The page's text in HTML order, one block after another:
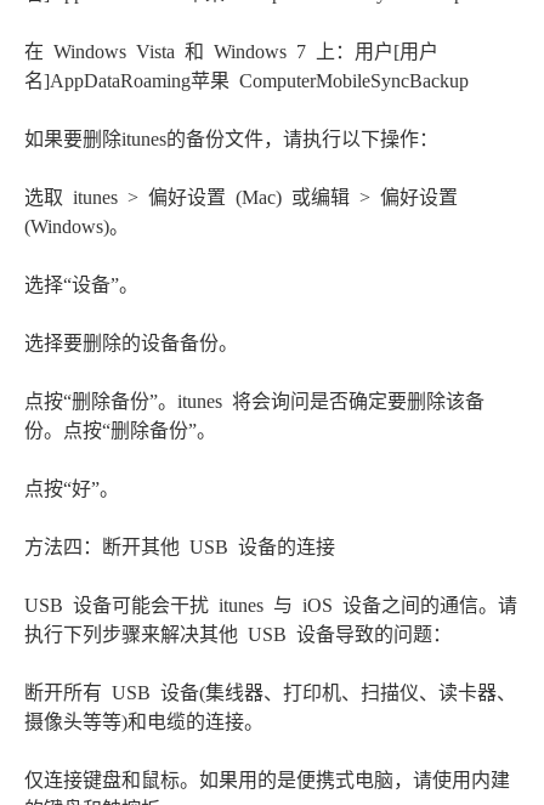
在 Windows Vista 和 Windows 7 上：用户[用户
名]AppDataRoaming苹果 ComputerMobileSyncBackup
如果要删除itunes的备份文件，请执行以下操作：
选取 itunes > 偏好设置 (Mac) 或编辑 > 偏好设置
(Windows)。
选择“设备”。
选择要删除的设备备份。
点按“删除备份”。itunes 将会询问是否确定要删除该备
份。点按“删除备份”。
点按“好”。
方法四：断开其他 USB 设备的连接
USB 设备可能会干扰 itunes 与 iOS 设备之间的通信。请
执行下列步骤来解决其他 USB 设备导致的问题：
断开所有 USB 设备(集线器、打印机、扫描仪、读卡器、
摄像头等等)和电缆的连接。
仅连接键盘和鼠标。如果用的是便携式电脑，请使用内建